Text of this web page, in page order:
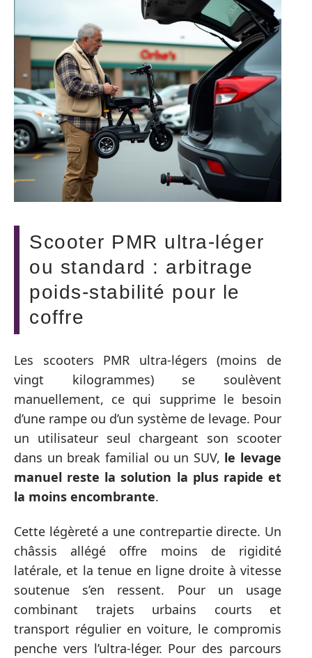
Scooter PMR ultra-léger
ou standard : arbitrage
poids-stabilité pour le
coffre
Les scooters PMR ultra-légers (moins de
vingt kilogrammes) se soulèvent
manuellement, ce qui supprime le besoin
d’une rampe ou d’un système de levage. Pour
un utilisateur seul chargeant son scooter
dans un break familial ou un SUV, le levage
manuel reste la solution la plus rapide et
la moins encombrante.
Cette légèreté a une contrepartie directe. Un
châssis allégé offre moins de rigidité
latérale, et la tenue en ligne droite à vitesse
soutenue s’en ressent. Pour un usage
combinant trajets urbains courts et
transport régulier en voiture, le compromis
penche vers l’ultra-léger. Pour des parcours